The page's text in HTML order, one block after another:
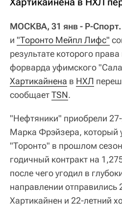
МОСКВА, 31 янв - Р-Спорт.
и "Торонто Мейпл Лифс"
результате которого
форварда уфимского
Хартикайнена в НХЛ
сообщаетTSN.
"Нефтяники" приобрели
Марка Фрэйзера, который
"Торонто" в прошлом
годичный контракт на
после чего угодил в
направлении отправились
Хартикайнен и 22-летний